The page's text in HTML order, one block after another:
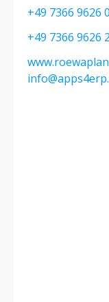
+49 7366 9626 0
+49 7366 9626